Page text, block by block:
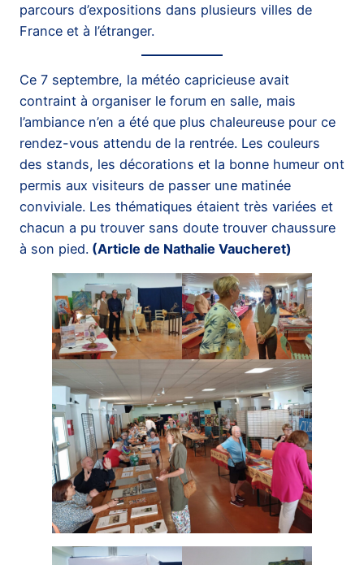
parcours d’expositions dans plusieurs villes de
France et à l’étranger.
Ce 7 septembre, la météo capricieuse avait
contraint à organiser le forum en salle, mais
l’ambiance n’en a été que plus chaleureuse pour ce
rendez-vous attendu de la rentrée. Les couleurs
des stands, les décorations et la bonne humeur ont
permis aux visiteurs de passer une matinée
conviviale. Les thématiques étaient très variées et
chacun a pu trouver sans doute trouver chaussure
à son pied. (Article de Nathalie Vaucheret)